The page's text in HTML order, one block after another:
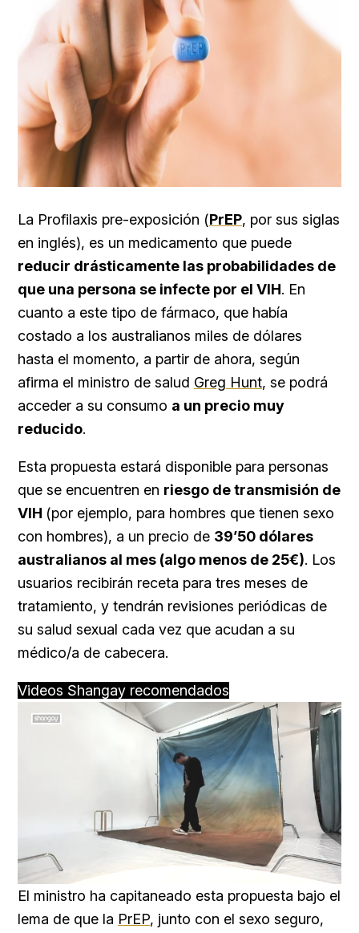
La Profilaxis pre-exposición (PrEP, por sus siglas
en inglés), es un medicamento que puede
reducir drásticamente las probabilidades de
que una persona se infecte por el VIH. En
cuanto a este tipo de fármaco, que había
costado a los australianos miles de dólares
hasta el momento, a partir de ahora, según
afirma el ministro de salud Greg Hunt, se podrá
acceder a su consumo a un precio muy
reducido.
Esta propuesta estará disponible para personas
que se encuentren en riesgo de transmisión de
VIH (por ejemplo, para hombres que tienen sexo
con hombres), a un precio de 39’50 dólares
australianos al mes (algo menos de 25€). Los
usuarios recibirán receta para tres meses de
tratamiento, y tendrán revisiones periódicas de
su salud sexual cada vez que acudan a su
médico/a de cabecera.
Videos Shangay recomendados
El ministro ha capitaneado esta propuesta bajo el
lema de que la PrEP, junto con el sexo seguro,